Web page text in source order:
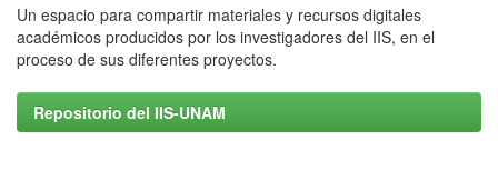
Un espacio para compartir materiales y recursos digitales
académicos producidos por los investigadores del IIS, en el
proceso de sus diferentes proyectos.
Repositorio del IIS-UNAM